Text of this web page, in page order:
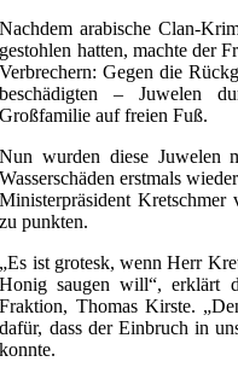
Nachdem arabische Clan-
gestohlen hatten, machte der
Verbrechern: Gegen die
beschädigten – Juwelen
Großfamilie auf freien Fuß.
Nun wurden diese Juwelen
Wasserschäden erstmals
Ministerpräsident
zu punkten.
„Es ist grotesk, wenn Herr
Honig saugen will“, erklärt
Fraktion, Thomas Kirste.
dafür, dass der Einbruch in
konnte.